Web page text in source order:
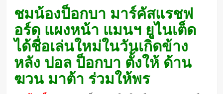
ชมน้องป็อกบา มาร์คัสแรชฟ
อร์ด แผงหน้า แมนฯ ยูไนเต็ด
ได้ชื่อเล่นใหม่ในวันเกิดข้าง
หลัง ปอล ป็อกบา ตั้งให้ ด้าน
ฆวน มาต้า ร่วมให้พร